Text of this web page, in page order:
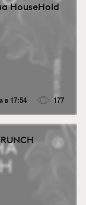
HouseHold
в 17:54 177